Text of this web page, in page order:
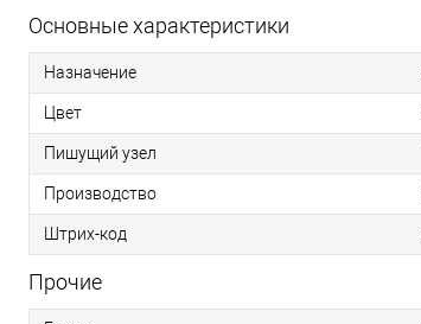
Основные характеристики
Назначение
Цвет
Пишущий узел
Производство
Штрих-код
Прочие